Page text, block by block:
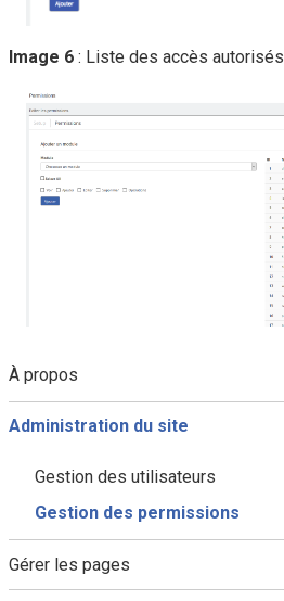
Image 6 : Liste des accès autorisés
À propos
Administration du site
Gestion des utilisateurs
Gestion des permissions
Gérer les pages